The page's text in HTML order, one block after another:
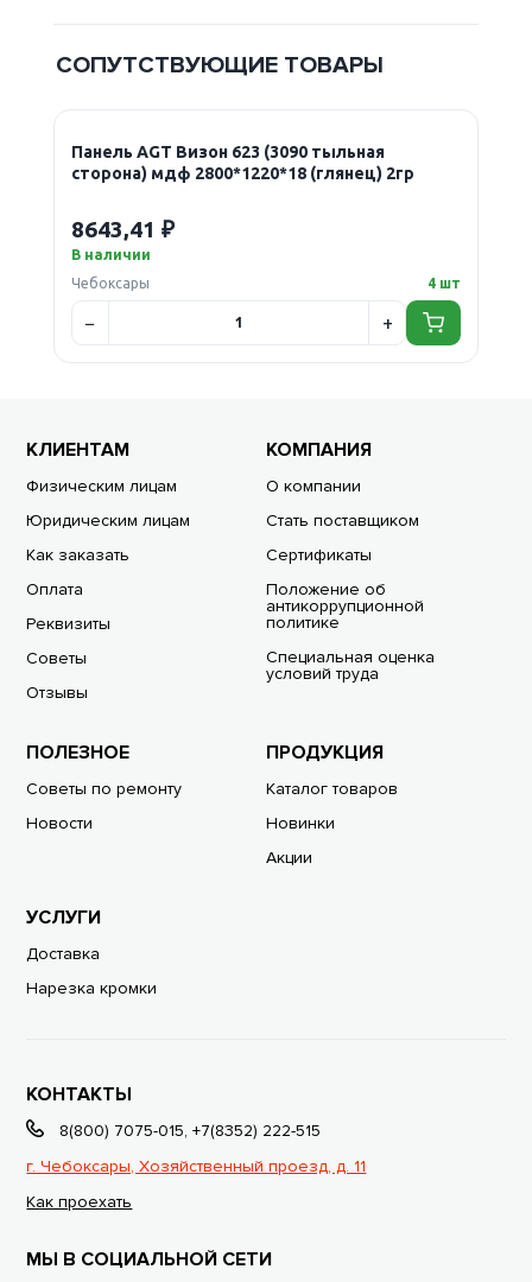
СОПУТСТВУЮЩИЕ ТОВАРЫ
Панель AGT Визон 623 (3090 тыльная
сторона) мдф 2800*1220*18 (глянец) 2гр
8643,41 ₽
В наличии
Чебоксары
4 шт
КЛИЕНТАМ
Физическим лицам
Юридическим лицам
Как заказать
Оплата
Реквизиты
Советы
Отзывы
КОМПАНИЯ
О компании
Стать поставщиком
Сертификаты
Положение об
антикоррупционной
политике
Специальная оценка
условий труда
ПОЛЕЗНОЕ
Советы по ремонту
Новости
ПРОДУКЦИЯ
Каталог товаров
Новинки
Акции
УСЛУГИ
Доставка
Нарезка кромки
КОНТАКТЫ
8(800) 7075-015,+7(8352) 222-515
г. Чебоксары, Хозяйственный проезд, д. 11
Как проехать
МЫ В СОЦИАЛЬНОЙ СЕТИ